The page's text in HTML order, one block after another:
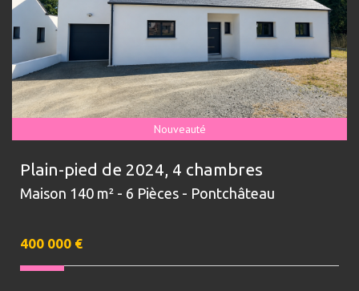
Nouveauté
Plain-pied de 2024, 4 chambres
Maison 140 m² - 6 Pièces - Pontchâteau
400 000 €